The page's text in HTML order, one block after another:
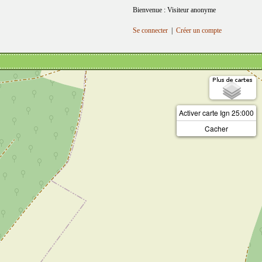
Bienvenue : Visiteur anonyme
Se connecter Créer un compte
Activer carte Ign 25:000
Cacher